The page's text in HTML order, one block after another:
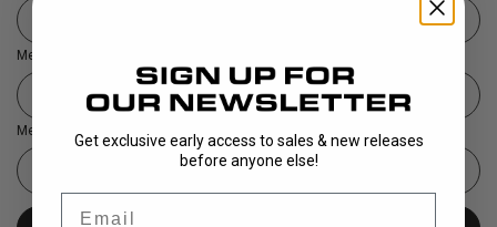
Mejl
Meddelande
Get exclusive early access to sales & new releases
before anyone else!